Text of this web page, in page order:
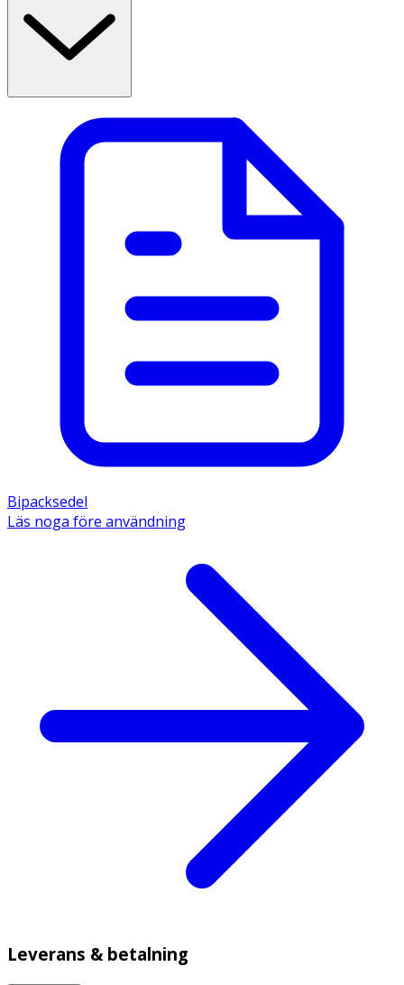
Bipacksedel
Läs noga före användning
Leverans & betalning